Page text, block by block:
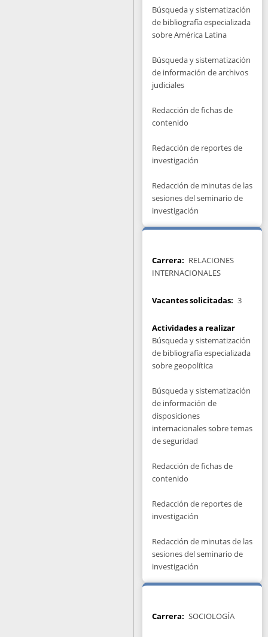
Búsqueda y sistematización
de bibliografía especializada
sobre América Latina
Búsqueda y sistematización
de información de archivos
judiciales
Redacción de fichas de
contenido
Redacción de reportes de
investigación
Redacción de minutas de las
sesiones del seminario de
investigación
Carrera
RELACIONES
INTERNACIONALES
Vacantes solicitadas 3
Actividades a realizar
Búsqueda y sistematización
de bibliografía especializada
sobre geopolítica
Búsqueda y sistematización
de información de
disposiciones
internacionales sobre temas
de seguridad
Redacción de fichas de
contenido
Redacción de reportes de
investigación
Redacción de minutas de las
sesiones del seminario de
investigación
Carrera SOCIOLOGÍA